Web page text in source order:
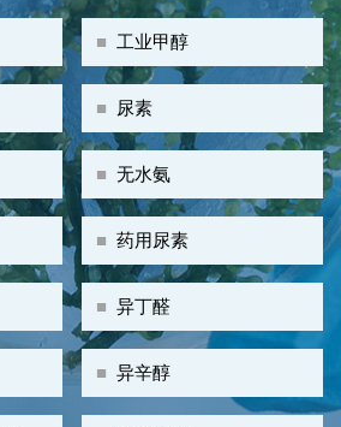
■ 工业甲醇
■ 尿素
■无水氨
■药用尿素
■异丁醛
■异辛醇